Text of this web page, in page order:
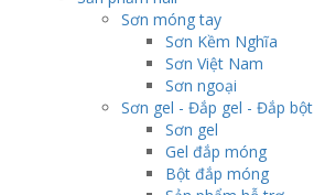
Sơn móng tay
Sơn Kềm Nghĩa
Sơn Việt Nam
Sơn ngoại
Sơn gel - Đắp gel - Đắp bột
Sơn gel
Gel đắp móng
Bột đắp móng